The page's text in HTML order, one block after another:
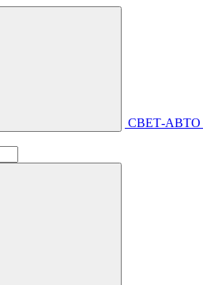
СВЕТ-АВТО